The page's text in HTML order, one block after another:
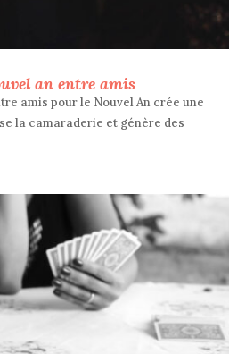
an entre amis
amis pour le Nouvel An crée une
la camaraderie et génère des